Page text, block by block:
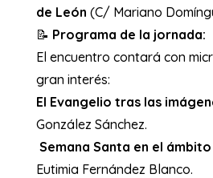
de León (C/ Mariano
​📝 Programa de la jornada:
​El encuentro contará con
gran interés:
El Evangelio tras las
González Sánchez.
Semana Santa en el
Eutimia Fernández Blanco.